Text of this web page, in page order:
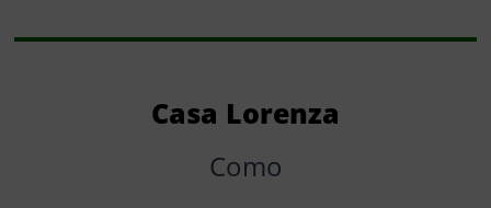
Casa Lorenza
Como